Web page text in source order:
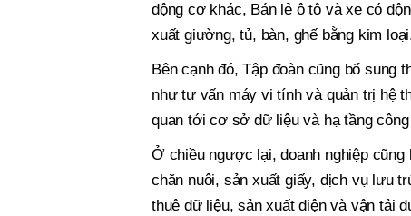
động cơ khác, Bán lẻ ô tô và xe có
xuất giường, tủ, bàn, ghế bằng kim
Bên cạnh đó, Tập đoàn cũng bổ sung
như tư vấn máy vi tính và quản trị hệ
quan tới cơ sở dữ liệu và hạ tầng công
Ở chiều ngược lại, doanh nghiệp cũng
chăn nuôi, sản xuất giấy, dịch vụ lưu
thuê dữ liệu, sản xuất điện và vận tải